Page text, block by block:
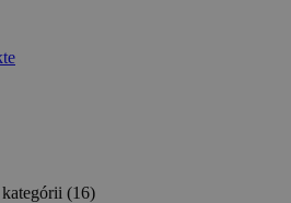
(16)